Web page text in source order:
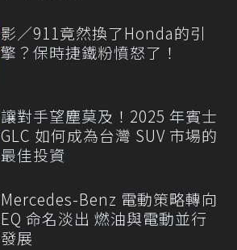
影／911竟然換了Honda的引
擎？保時捷鐵粉憤怒了！
讓對手望塵莫及！2025 年賓士
GLC 如何成為台灣 SUV 市場的
最佳投資
Mercedes-Benz 電動策略轉向
EQ 命名淡出 燃油與電動並行
發展